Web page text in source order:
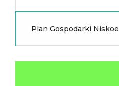
Plan Gospodarki